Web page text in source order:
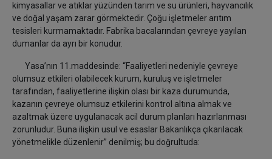
kimyasallar ve atıklar yüzünden tarım ve su ürünleri, hayvancılık
ve doğal yaşam zarar görmektedir. Çoğu işletmeler arıtım
tesisleri kurmamaktadır. Fabrika bacalarından çevreye yayılan
dumanlar da ayrı bir konudur.
Yasa’nın 11.maddesinde: “Faaliyetleri nedeniyle çevreye
olumsuz etkileri olabilecek kurum, kuruluş ve işletmeler
tarafından, faaliyetlerine ilişkin olası bir kaza durumunda,
kazanın çevreye olumsuz etkilerini kontrol altına almak ve
azaltmak üzere uygulanacak acil durum planları hazırlanması
zorunludur. Buna ilişkin usul ve esaslar Bakanlıkça çıkarılacak
yönetmelikle düzenlenir” denilmiş; bu doğrultuda: